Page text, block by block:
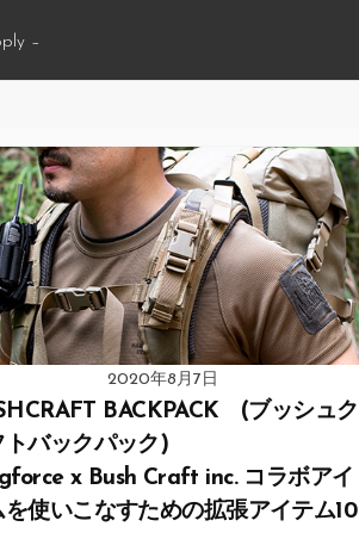
–
2020年8月7日
BACKPACK (ブッシュク
トバックパック)
x Bush Craft inc. コラボアイ
を使いこなすための拡張アイテム10